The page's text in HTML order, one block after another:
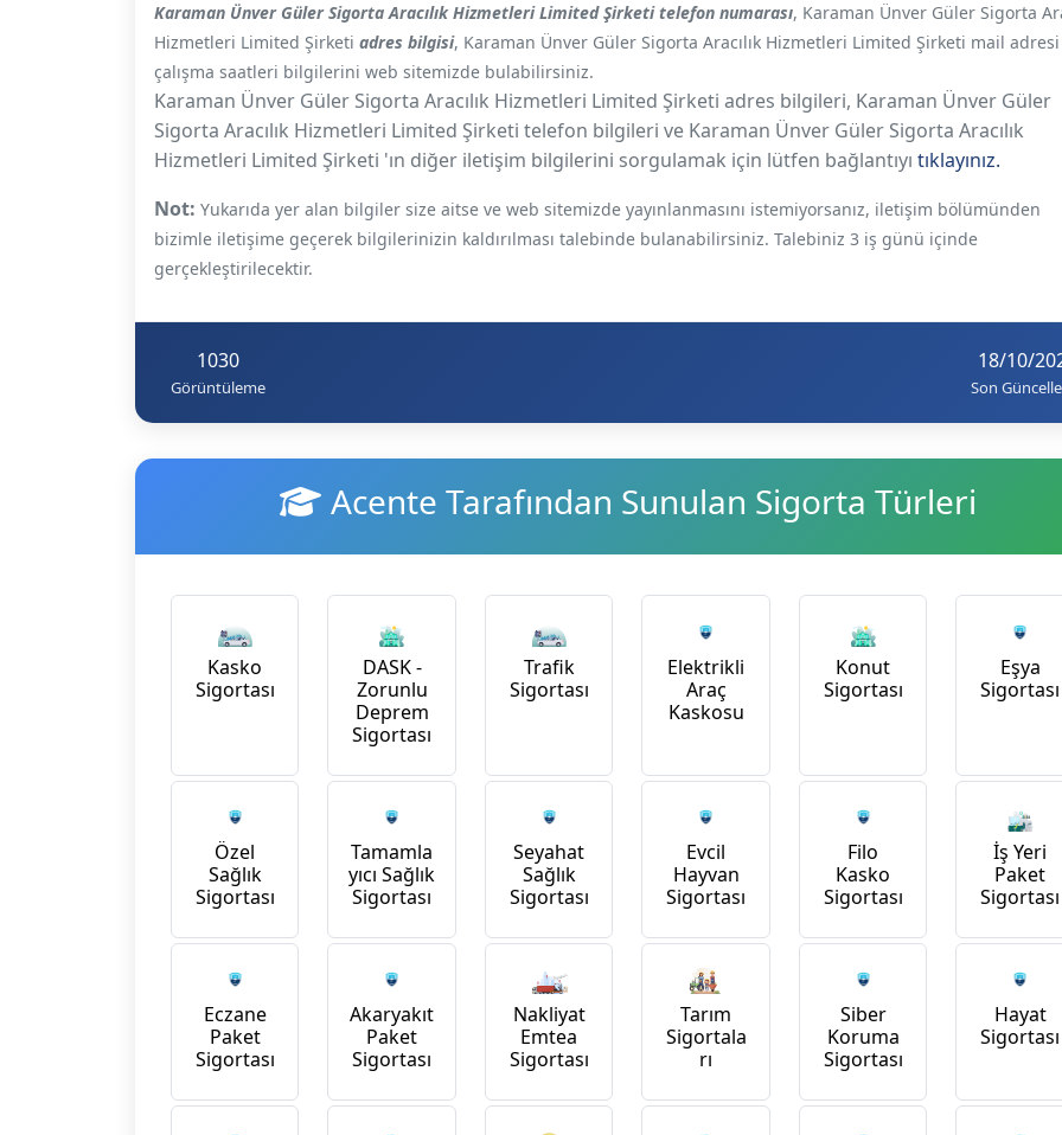
Karaman Ünver Güler Sigorta Aracılık Hizmetleri Limited Şirketi telefon numarası, Karaman Ünver Güler Sigorta
Hizmetleri Limited Şirketi adres bilgisi, Karaman Ünver Güler Sigorta Aracılık Hizmetleri Limited Şirketi mail
çalışma saatleri bilgilerini web sitemizde bulabilirsiniz.
Karaman Ünver Güler Sigorta Aracılık Hizmetleri Limited Şirketi adres bilgileri, Karaman Ünver Güler
Sigorta Aracılık Hizmetleri Limited Şirketi telefon bilgileri ve Karaman Ünver Güler Sigorta Aracılık
Hizmetleri Limited Şirketi 'ın diğer iletişim bilgilerini sorgulamak için lütfen bağlantıyı tıklayınız.
Not: Yukarıda yer alan bilgiler size aitse ve web sitemizde yayınlanmasını istemiyorsanız, iletişim bölümünden
bizimle iletişime geçerek bilgilerinizin kaldırılması talebinde bulanabilirsiniz. Talebiniz 3 iş günü içinde
gerçekleştirilecektir.
1030
Görüntüleme
18/10/
Son
Acente Tarafından Sunulan Sigorta Türleri
Kasko
Sigortası
DASK -
Zorunlu
Deprem
Sigortası
Trafik
Sigortası
Elektrikli
Araç
Kaskosu
Konut
Sigortası
Eşya
Sigortası
Özel
Sağlık
Sigortası
Tamamla
yıcı Sağlık
Sigortası
Seyahat
Sağlık
Sigortası
Evcil
Hayvan
Sigortası
Filo
Kasko
Sigortası
İş Yeri
Paket
Sigortası
Eczane
Paket
Sigortası
Akaryakıt
Paket
Sigortası
Nakliyat
Emtea
Sigortası
Tarım
Sigortala
rı
Siber
Koruma
Sigortası
Hayat
Sigortası